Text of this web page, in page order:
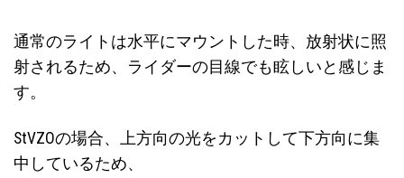
通常のライトは水平にマウントした時、放射状に照
射されるため、ライダーの目線でも眩しいと感じま
す。
StVZOの場合、上方向の光をカットして下方向に集
中しているため、